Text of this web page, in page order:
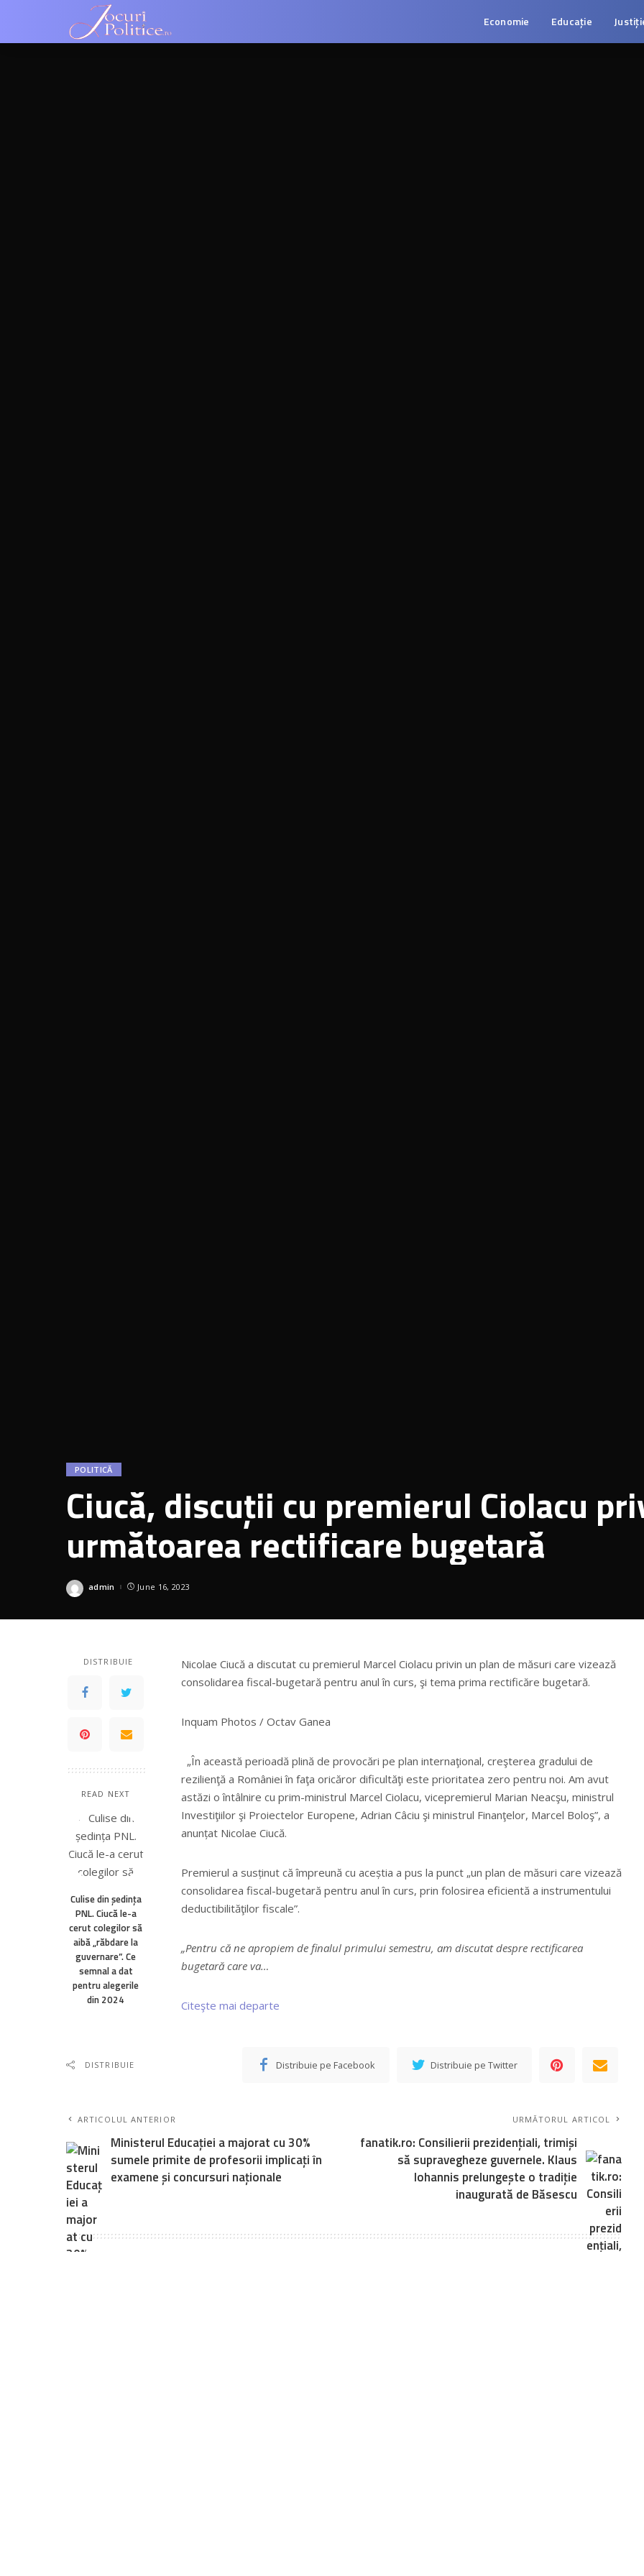
Economie Educație
POLITICĂ
Ciucă, discuţii cu premierul Ciolacu
următoarea rectificare bugetară
Posted
admin June 16, 2023
DISTRIBUIE
READ NEXT
Culise din ședința
PNL. Ciucă le-a
cerut colegilor să
aibă „răbdare la
guvernare”. Ce
semnal a dat
pentru alegerile
din 2024
Nicolae Ciucă a discutat cu premierul Marcel Ciolacu privin un plan de măsuri care vizează
consolidarea fiscal-bugetară pentru anul în curs, şi tema prima rectificăre bugetară.
Inquam Photos / Octav Ganea
„În această perioadă plină de provocări pe plan internaţional, creşterea gradului de
rezilienţă a României în faţa oricăror dificultăţi este prioritatea zero pentru noi. Am avut
astăzi o întâlnire cu prim-ministrul Marcel Ciolacu, vicepremierul Marian Neacşu, ministrul
Investiţiilor şi Proiectelor Europene, Adrian Câciu şi ministrul Finanţelor, Marcel Boloş”, a
anunțat Nicolae Ciucă.
Premierul a susținut că împreună cu aceștia a pus la punct „un plan de măsuri care vizează
consolidarea fiscal-bugetară pentru anul în curs, prin folosirea eficientă a instrumentului
deductibilităţilor fiscale”.
„Pentru că ne apropiem de finalul primului semestru, am discutat despre rectificarea
bugetară care va…
Citeşte mai departe
DISTRIBUIE Distribuie pe Facebook Distribuie pe Twitter
ARTICOLUL ANTERIOR
Ministerul Educației a majorat cu 30%
sumele primite de profesorii implicați în
examene și concursuri naționale
URMĂTORUL ARTICOL
fanatik.ro: Consilierii prezidențiali, trimiși
să supravegheze guvernele. Klaus
Iohannis prelungește o tradiție
inaugurată de Băsescu